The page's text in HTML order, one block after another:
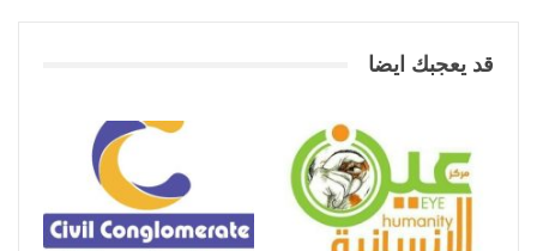
قد يعجبك ايضا